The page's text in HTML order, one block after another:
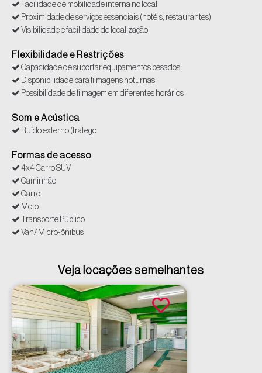
Facilidade de mobilidade interna no local
Proximidade de serviços essenciais (hotéis, restaurantes)
Visibilidade e facilidade de localização
Flexibilidade e Restrições
Capacidade de suportar equipamentos pesados
Disponibilidade para filmagens noturnas
Possibilidade de filmagem em diferentes horários
Som e Acústica
Ruído externo (tráfego
Formas de acesso
4x4 Carro SUV
Caminhão
Carro
Moto
Transporte Público
Van/ Micro-ônibus
Veja locações semelhantes